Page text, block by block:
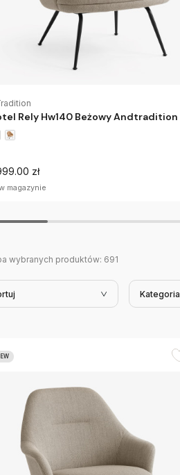
Rely Hw140 Beżowy Andtradition
zł
magazynie
wybranych produktów: 691
Kategoria